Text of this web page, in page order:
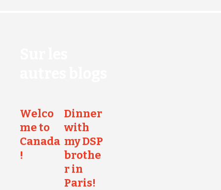
Welco
me to
Canada
!
Dinner
with
my DSP
brothe
r in
Paris!